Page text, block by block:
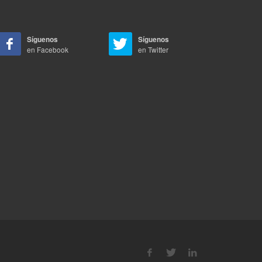
Síguenos
en Facebook
Síguenos
en Twitter